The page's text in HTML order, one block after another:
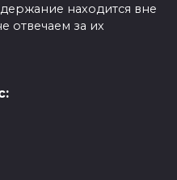
находится вне
отвечаем за их